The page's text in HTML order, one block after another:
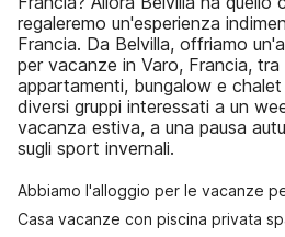
regaleremo un'esperienza
Francia. Da Belvilla, offriamo
per vacanze in Varo, Francia,
appartamenti, bungalow e
diversi gruppi interessati a un
vacanza estiva, a una pausa
sugli sport invernali.
Abbiamo l'alloggio per le vacanze
Casa vacanze con piscina privata